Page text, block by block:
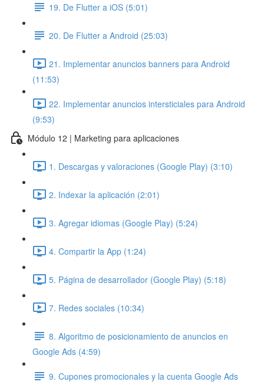
19. De Flutter a iOS (5:01)
20. De Flutter a Android (25:03)
21. Implementar anuncios banners para Android
(11:53)
22. Implementar anuncios intersticiales para Android
(9:53)
Módulo 12 | Marketing para aplicaciones
1. Descargas y valoraciones (Google Play) (3:10)
2. Indexar la aplicación (2:01)
3. Agregar idiomas (Google Play) (5:24)
4. Compartir la App (1:24)
5. Página de desarrollador (Google Play) (5:18)
7. Redes sociales (10:34)
8. Algoritmo de posicionamiento de anuncios en
Google Ads (4:59)
9. Cupones promocionales y la cuenta Google Ads